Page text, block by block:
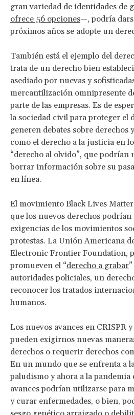
gran variedad de identidades de
ofrece 56 opciones—, podría
próximos años se adopte un
También está el ejemplo del
trata de un derecho bien
asediado por nuevas y
mercantilización omnipresente
parte de las empresas. Es de
la sociedad civil para proteger el
generen debates sobre derechos
como el derecho a la justicia en
“derecho al olvido”, que podrían
borrar información sobre su
en línea.
El movimiento Black Lives
que los nuevos derechos
exigencias de los movimientos
protestas. La Unión Americana
Electronic Frontier Foundation,
promueven el “derecho a grabar
autoridades policiales, un
reconocer los tratados
humanos.
Los nuevos avances en CRISPR
pueden exigirnos nuevas
derechos o requerir derechos
En un mundo que se enfrenta a
paludismo y ahora a la
avances podrían utilizarse para
y curar enfermedades, o bien,